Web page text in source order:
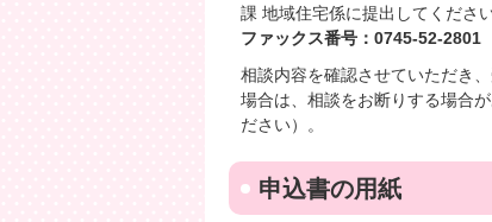
課 地域住宅係に提出してくださ
ファックス番号：0745-52-2801
相談内容を確認させていただき
場合は、相談をお断りする場合
ださい）。
申込書の用紙